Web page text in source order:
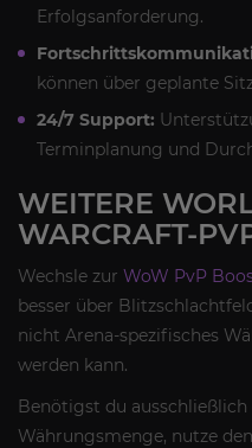
Erfolgsanforderung.
können über geplante
24/7 Support:
Terminplanung und
WEITERE
WARCRAFT-
Wechsle zur WoW PvP
besser über
nicht Arena-spezifisches
werden kann.
Benötigst du
Währungsmenge, nutze den